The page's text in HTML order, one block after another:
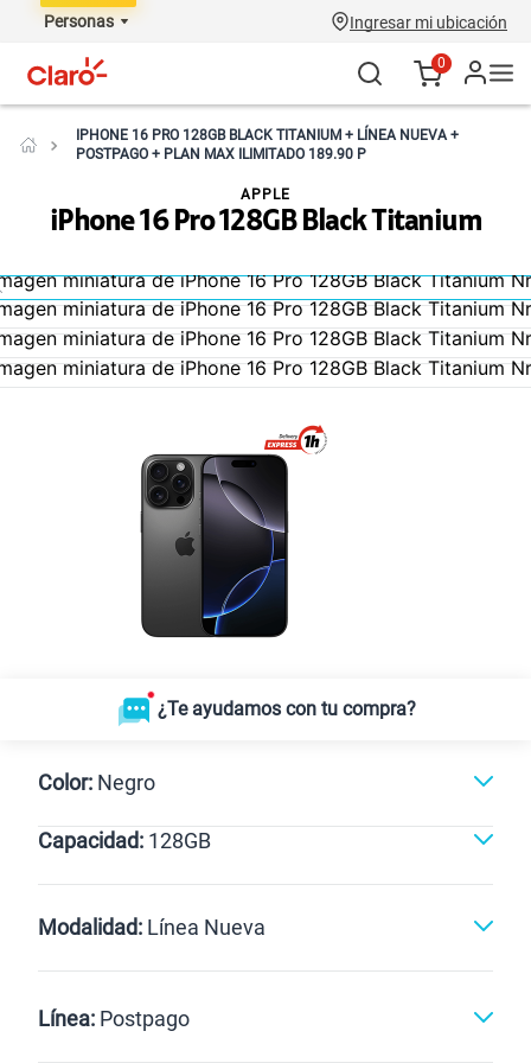
Personas Ingresar mi ubicación
0
IPHONE 16 PRO 128GB BLACK TITANIUM + LÍNEA NUEVA +
POSTPAGO + PLAN MAX ILIMITADO 189.90 P
iPhone 16 Pro 128GB Black Titanium
APPLE
¿Te ayudamos con tu compra?
Color: Negro
Capacidad: 128GB
1TB 128GB
Modalidad: Línea Nueva
Línea: Postpago